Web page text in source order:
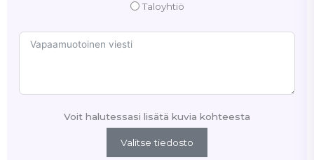
Taloyhtiö
Voit halutessasi lisätä kuvia kohteesta
Valitse tiedosto